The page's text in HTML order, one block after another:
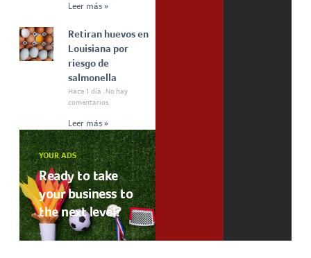
Leer más »
Retiran huevos en
Louisiana por
riesgo de
salmonella
Hace 1 día
No hay
comentarios
Leer más »
YOUR ADS
Ready to take
your business to
the next level?